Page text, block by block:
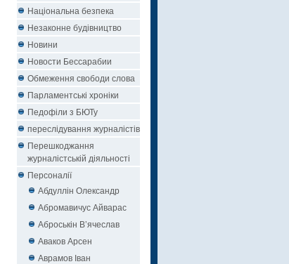
Національна безпека
Незаконне будівництво
Новини
Новости Бессарабии
Обмеження свободи слова
Парламентські хроніки
Педофіли з БЮТу
переслідування журналістів
Перешкоджання
журналістській діяльності
Персоналії
Абдуллін Олександр
Абромавичус Айварас
Аброськін В’ячеслав
Аваков Арсен
Аврамов Іван